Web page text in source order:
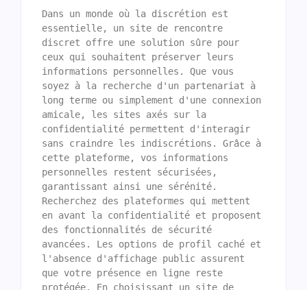
Dans un monde où la discrétion est
essentielle, un site de rencontre
discret offre une solution sûre pour
ceux qui souhaitent préserver leurs
informations personnelles. Que vous
soyez à la recherche d'un partenariat à
long terme ou simplement d'une connexion
amicale, les sites axés sur la
confidentialité permettent d'interagir
sans craindre les indiscrétions. Grâce à
cette plateforme, vos informations
personnelles restent sécurisées,
garantissant ainsi une sérénité.
Recherchez des plateformes qui mettent
en avant la confidentialité et proposent
des fonctionnalités de sécurité
avancées. Les options de profil caché et
l'absence d'affichage public assurent
que votre présence en ligne reste
protégée. En choisissant un site de